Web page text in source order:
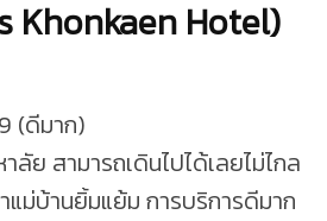
Khonkaen Hotel)
(ดีมาก)
าลัย สามารถเดินไปได้เลยไม่ไกล
แม่บ้านยิ้มแย้ม การบริการดีมาก